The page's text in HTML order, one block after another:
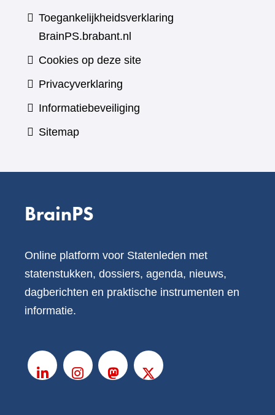
Toegankelijkheidsverklaring
BrainPS.brabant.nl
Cookies op deze site
Privacyverklaring
Informatiebeveiliging
Sitemap
BrainPS
Online platform voor Statenleden met
statenstukken, dossiers, agenda, nieuws,
dagberichten en praktische instrumenten en
informatie.